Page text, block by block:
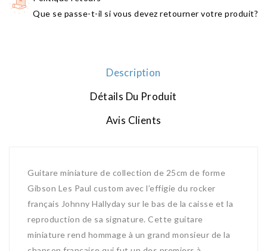
Que se passe-t-il si vous devez retourner votre produit?
Description
Détails Du Produit
Avis Clients
Guitare miniature de collection de 25cm de forme
Gibson Les Paul custom avec l’effigie du rocker
français Johnny Hallyday sur le bas de la caisse et la
reproduction de sa signature. Cette guitare
miniature rend hommage à un grand monsieur de la